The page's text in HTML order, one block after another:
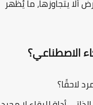
يتجاوزها، ما يُظهر